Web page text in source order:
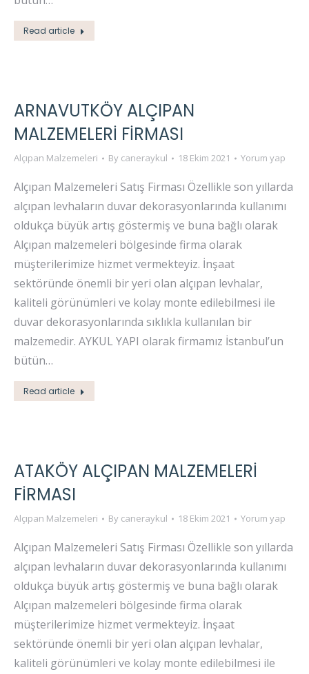
Read article
ARNAVUTKÖY ALÇIPAN
MALZEMELERI FIRMASI
Alçıpan Malzemeleri By caneraykul 18 Ekim 2021 Yorum yap
Alçıpan Malzemeleri Satış Firması Özellikle son yıllarda
alçıpan levhaların duvar dekorasyonlarında kullanımı
oldukça büyük artış göstermiş ve buna bağlı olarak
Alçıpan malzemeleri bölgesinde firma olarak
müşterilerimize hizmet vermekteyiz. İnşaat
sektöründe önemli bir yeri olan alçıpan levhalar,
kaliteli görünümleri ve kolay monte edilebilmesi ile
duvar dekorasyonlarında sıklıkla kullanılan bir
malzemedir. AYKUL YAPI olarak firmamız İstanbul’un
bütün…
Read article
ATAKÖY ALÇIPAN MALZEMELERI
FIRMASI
Alçıpan Malzemeleri By caneraykul 18 Ekim 2021 Yorum yap
Alçıpan Malzemeleri Satış Firması Özellikle son yıllarda
alçıpan levhaların duvar dekorasyonlarında kullanımı
oldukça büyük artış göstermiş ve buna bağlı olarak
Alçıpan malzemeleri bölgesinde firma olarak
müşterilerimize hizmet vermekteyiz. İnşaat
sektöründe önemli bir yeri olan alçıpan levhalar,
kaliteli görünümleri ve kolay monte edilebilmesi ile